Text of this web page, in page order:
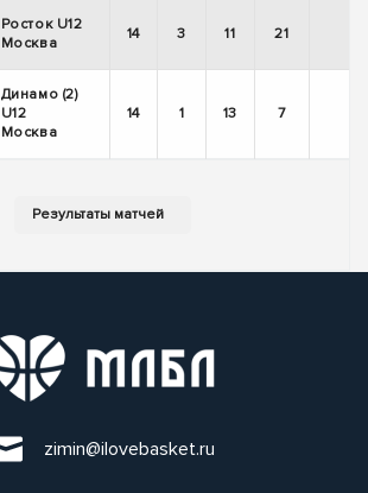
Росток U12
Москва
14 3 11 21
Динамо (2)
U12
Москва
14 1 13 7
zimin@ilovebasket.ru